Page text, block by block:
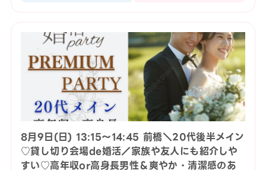
8月9日(日) 13:15〜14:45 前橋＼20代後半メイン
♡貸し切り会場de婚活／家族や友人にも紹介しや
すい♡高年収or高身長男性＆爽やか・清潔感のあ